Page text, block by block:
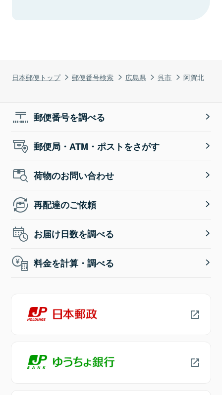
日本郵便トップ 郵便番号検索 広島県 呉市 阿賀北
郵便番号を調べる
郵便局・ATM・ポストをさがす
荷物のお問い合わせ
再配達のご依頼
お届け日数を調べる
料金を計算・調べる